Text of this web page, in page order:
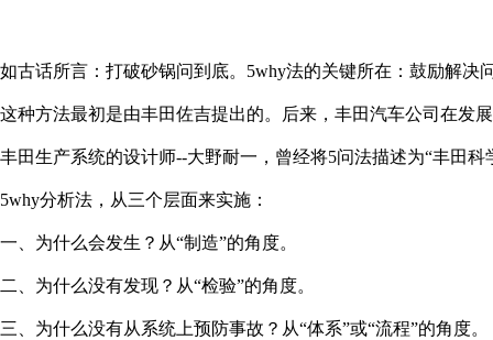
如古话所言：打破砂锅问到底。5why法的关键所在：鼓励解
这种方法最初是由丰田佐吉提出的。后来，丰田汽车公司在发
丰田生产系统的设计师--大野耐一，曾经将5问法描述为“丰田
5why分析法，从三个层面来实施：
一、为什么会发生？从“制造”的角度。
二、为什么没有发现？从“检验”的角度。
三、为什么没有从系统上预防事故？从“体系”或“流程”的角度。